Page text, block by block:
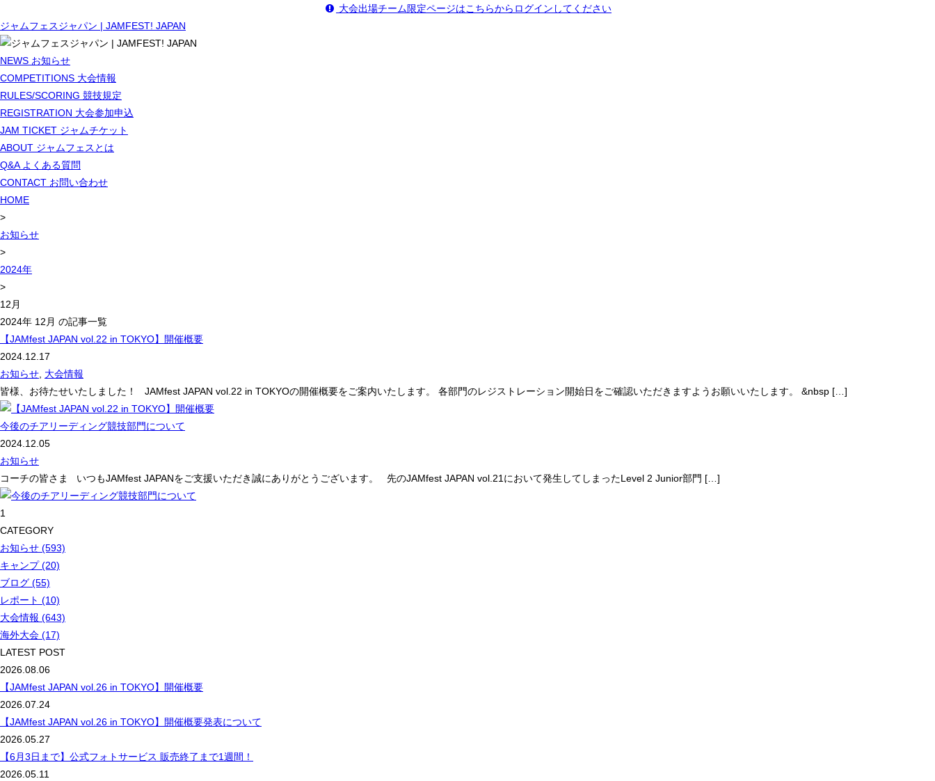
大会出場チーム限定ページはこちらからログインしてください
ジャムフェスジャパン | JAMFEST! JAPAN
NEWS お知らせ
COMPETITIONS 大会情報
RULES/SCORING 競技規定
REGISTRATION 大会参加申込
JAM TICKET ジャムチケット
ABOUT ジャムフェスとは
Q&A よくある質問
CONTACT お問い合わせ
HOME
>
お知らせ
>
2024年
>
12月
2024年 12月 の記事一覧
【JAMfest JAPAN vol.22 in TOKYO】開催概要
2024.12.17
お知らせ 大会情報
皆様、お待たせいたしました！ JAMfest JAPAN vol.22 in TOKYOの開催概要をご案内いたします。 各部門のレジストレーション開始日をご確認いただきますようお願いいたします。 &nbsp […]
今後のチアリーディング競技部門について
2024.12.05
お知らせ
コーチの皆さま いつもJAMfest JAPANをご支援いただき誠にありがとうございます。 先のJAMfest JAPAN vol.21において発生してしまったLevel 2 Junior部門 […]
1
CATEGORY
お知らせ (593)
キャンプ (20)
ブログ (55)
レポート (10)
大会情報 (643)
海外大会 (17)
LATEST POST
2026.08.06
【JAMfest JAPAN vol.26 in TOKYO】開催概要
2026.07.24
【JAMfest JAPAN vol.26 in TOKYO】開催概要発表について
2026.05.27
【6月3日まで】公式フォトサービス 販売終了まで1週間！
2026.05.11